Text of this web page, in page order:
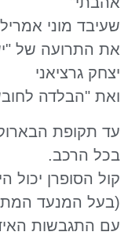
שעיבד מוני
את התרועה של
יצחק גרציאני
ואת "הבלדה
עד תקופת הבארוק
בכל הרכב.
קול הסופרן יכול
(בעל המנעד
עם התגבשות